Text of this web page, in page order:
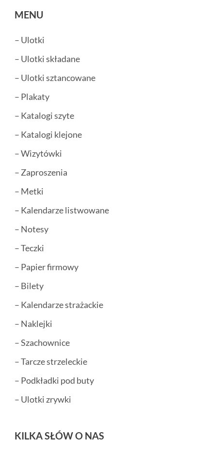
MENU
– Ulotki
– Ulotki składane
– Ulotki sztancowane
– Plakaty
– Katalogi szyte
– Katalogi klejone
– Wizytówki
– Zaproszenia
– Metki
– Kalendarze listwowane
– Notesy
– Teczki
– Papier firmowy
– Bilety
– Kalendarze strażackie
– Naklejki
– Szachownice
– Tarcze strzeleckie
– Podkładki pod buty
– Ulotki zrywki
KILKA SŁÓW O NAS